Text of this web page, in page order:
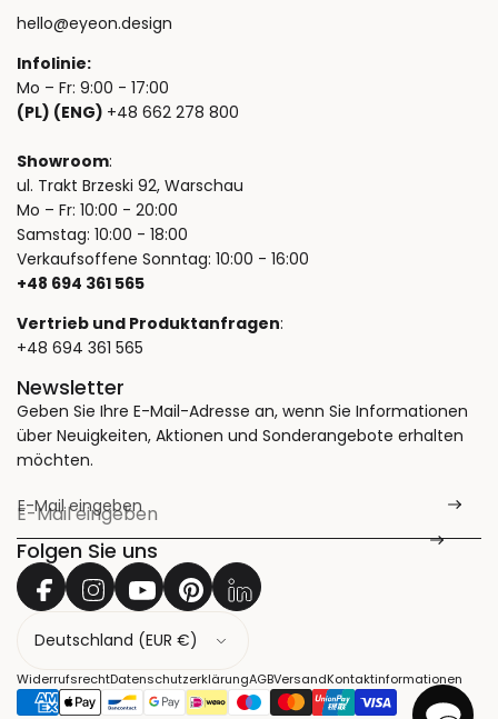
hello@eyeon.design
Infolinie:
Mo – Fr: 9:00 - 17:00
(PL) (ENG) +48 662 278 800
Showroom:
ul. Trakt Brzeski 92, Warschau
Mo – Fr: 10:00 - 20:00
Samstag: 10:00 - 18:00
Verkaufsoffene Sonntag: 10:00 - 16:00
+48 694 361 565
Vertrieb und Produktanfragen:
+48 694 361 565
Newsletter
Geben Sie Ihre E-Mail-Adresse an, wenn Sie Informationen
über Neuigkeiten, Aktionen und Sonderangebote erhalten
möchten.
E-Mail eingeben
*
Folgen Sie uns
n
d
WiderrufsrechtDatenschutzerklärungAGBVersandKontaktinformationen